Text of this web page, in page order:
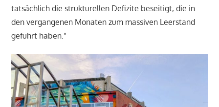
tatsächlich die strukturellen Defizite beseitigt, die in
den vergangenen Monaten zum massiven Leerstand
geführt haben.”